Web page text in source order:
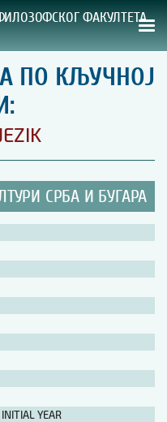
ФАКУЛТЕТА
дела
ПО КЉУЧНОЈ
СРБА И БУГАРА
YEAR